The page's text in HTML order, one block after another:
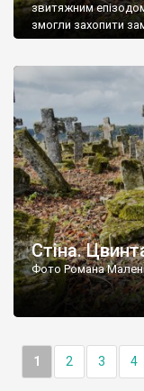
звитяжним епізодом
змогли захопити
поховали на
ньому чимало
Стіна.
Фото Романа
1 2 3 4